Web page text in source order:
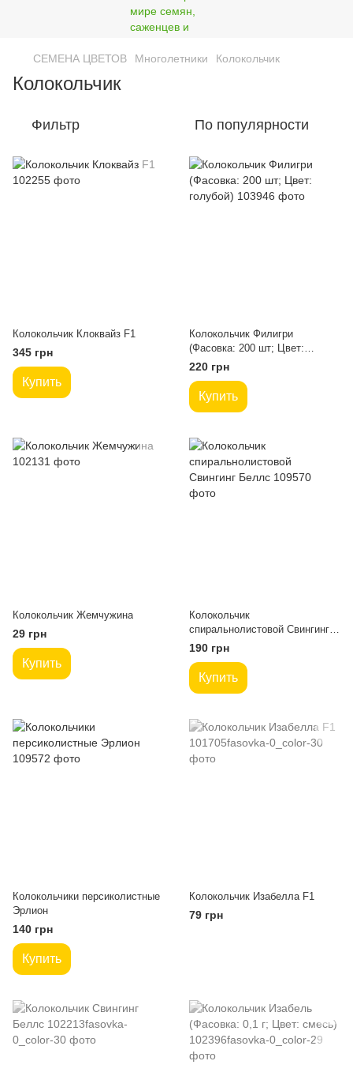
СЕМЕНА ЦВЕТОВ Многолетники Колокольчик
Колокольчик
Фильтр По популярности
Колокольчик Клоквайз F1
345 грн
Купить
Колокольчик Филигри
(Фасовка: 200 шт; Цвет:
голубой)
220 грн
Купить
Колокольчик Жемчужина
29 грн
Купить
Колокольчик
спиральнолистовой Свингинг
Беллс
190 грн
Купить
Колокольчики персиколистные
Эрлион
140 грн
Купить
Колокольчик Изабелла F1
79 грн